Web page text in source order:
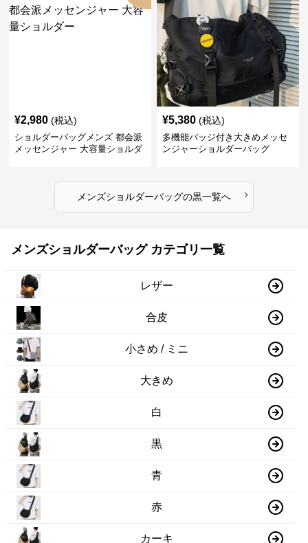
¥2,980 (税込)
ショルダーバッグメンズ 都会派
メッセンジャー 大容量ショルダ
¥5,380 (税込)
多機能バッジ付き大きめメッセ
ンジャーショルダーバッグ
メンズショルダーバッグの黒一覧へ ›
メンズショルダーバッグ カテゴリ一覧
レザー
合皮
小さめ / ミニ
大きめ
白
黒
青
赤
カーキ